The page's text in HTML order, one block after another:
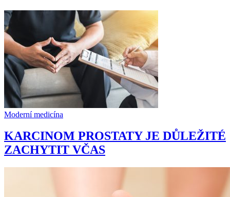
Moderní medicína
KARCINOM PROSTATY JE DŮLEŽITÉ
ZACHYTIT VČAS